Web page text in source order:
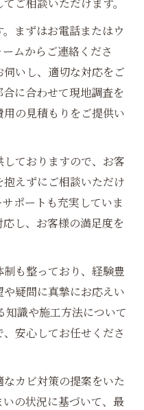
まずはお電話またはウ
ムからご連絡くださ
いし、適切な対応をご
に合わせて現地調査を
の見積もりをご提供い
ておりますので、お客
えずにご相談いただけ
ポートも充実していま
し、お客様の満足度を
も整っており、経験豊
疑問に真摯にお応えい
識や施工方法について
安心してお任せくださ
カビ対策の提案をいた
の状況に基づいて、最